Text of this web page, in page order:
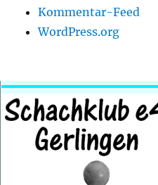
Kommentar-Feed
WordPress.org